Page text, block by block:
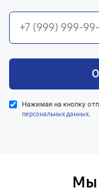
Нажимая на кнопку
персональных данных.
Мы